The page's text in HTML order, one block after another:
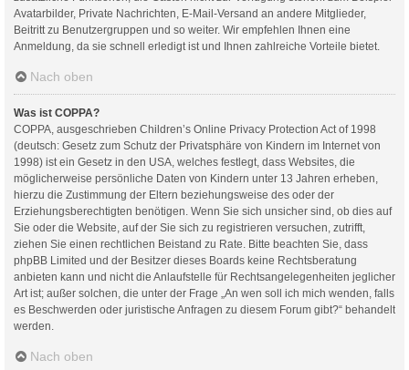
Avatarbilder, Private Nachrichten, E-Mail-Versand an andere Mitglieder,
Beitritt zu Benutzergruppen und so weiter. Wir empfehlen Ihnen eine
Anmeldung, da sie schnell erledigt ist und Ihnen zahlreiche Vorteile bietet.
Nach oben
Was ist COPPA?
COPPA, ausgeschrieben Children’s Online Privacy Protection Act of 1998
(deutsch: Gesetz zum Schutz der Privatsphäre von Kindern im Internet von
1998) ist ein Gesetz in den USA, welches festlegt, dass Websites, die
möglicherweise persönliche Daten von Kindern unter 13 Jahren erheben,
hierzu die Zustimmung der Eltern beziehungsweise des oder der
Erziehungsberechtigten benötigen. Wenn Sie sich unsicher sind, ob dies auf
Sie oder die Website, auf der Sie sich zu registrieren versuchen, zutrifft,
ziehen Sie einen rechtlichen Beistand zu Rate. Bitte beachten Sie, dass
phpBB Limited und der Besitzer dieses Boards keine Rechtsberatung
anbieten kann und nicht die Anlaufstelle für Rechtsangelegenheiten jeglicher
Art ist; außer solchen, die unter der Frage „An wen soll ich mich wenden, falls
es Beschwerden oder juristische Anfragen zu diesem Forum gibt?“ behandelt
werden.
Nach oben